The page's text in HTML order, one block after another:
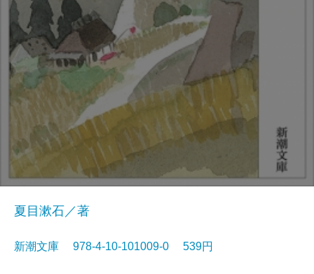
夏目漱石／著
新潮文庫 978-4-10-101009-0 539円